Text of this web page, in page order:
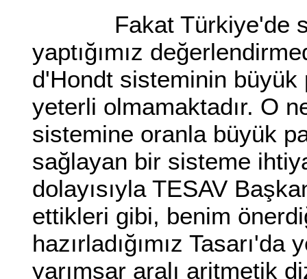
Fakat Türkiye'de
yaptığımız
d'Hondt sisteminin büyük
yeterli olmamaktadır. O
sistemine oranla büyük
sağlayan bir sisteme
dolayısıyla TESAV
ettikleri gibi, benim
hazırladığımız
yarımşar aralı aritmetik